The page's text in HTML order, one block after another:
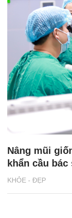
KHỎE - ĐẸP
Nâng mũi
khẩn cầu